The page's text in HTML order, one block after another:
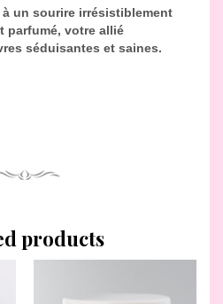
un sourire irrésistiblement
parfumé, votre allié
séduisantes et saines.
products